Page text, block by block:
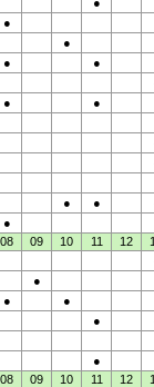
●
●
●
●
●
●
● ●
●
08 09 10 11 12
●
●
●
●
●
08 09 10 11 12